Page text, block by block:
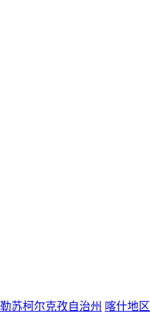
苏柯尔克孜自治州 喀什地区